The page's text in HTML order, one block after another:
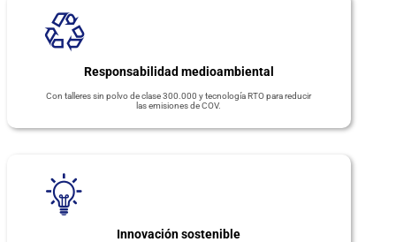
Responsabilidad medioambiental
Con talleres sin polvo de clase 300.000 y tecnología RTO para reducir
las emisiones de COV.
Innovación sostenible